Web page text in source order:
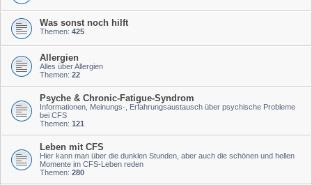
Was sonst noch hilft
Themen: 425
Allergien
Alles über Allergien
Themen: 22
Psyche & Chronic-Fatigue-Syndrom
Informationen, Meinungs-, Erfahrungsaustausch über psychische Probleme
bei CFS
Themen: 121
Leben mit CFS
Hier kann man über die dunklen Stunden, aber auch die schönen und hellen
Momente im CFS-Leben reden
Themen: 280